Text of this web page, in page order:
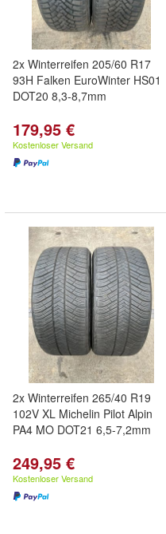
2x Winterreifen 205/60 R17
93H Falken EuroWinter HS01
DOT20 8,3-8,7mm
179,95 €
Kostenloser Versand
2x Winterreifen 265/40 R19
102V XL Michelin Pilot Alpin
PA4 MO DOT21 6,5-7,2mm
249,95 €
Kostenloser Versand